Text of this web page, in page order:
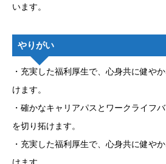
います。
やりがい
・充実した福利厚生で、心身共に健や
けます。
・確かなキャリアパスとワークライフ
を切り拓けます。
・充実した福利厚生で、心身共に健や